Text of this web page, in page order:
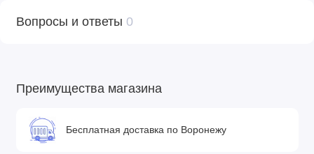
Вопросы и ответы 0
Преимущества магазина
Бесплатная доставка по Воронежу